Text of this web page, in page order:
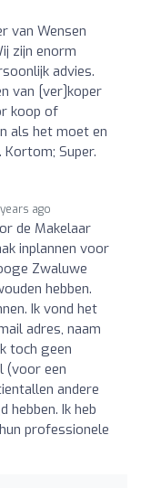
van Wensen
zijn enorm
advies.
van [ver]koper
koop of
als het moet en
Super.
ago
de Makelaar
inplannen voor
Zwaluwe
hebben.
Ik vond het
adres, naam
toch geen
(voor een
andere
hebben. Ik heb
professionele